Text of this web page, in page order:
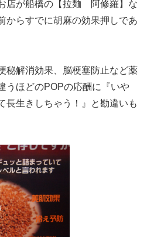
店が船橋の【拉麺 阿修羅】な
からすでに胡麻の効果押しであ
解消効果、脳梗塞防止など薬
うほどのPOPの応酬に『いや
長生きしちゃう！』と勘違いも